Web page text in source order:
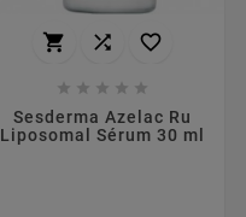
  
    
Sesderma Azelac Ru
Liposomal Sérum 30 ml